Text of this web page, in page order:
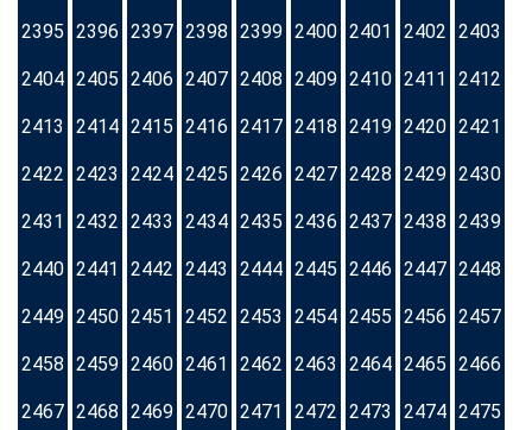
2395 2396 2397 2398 2399 2400 2401 2402 2403
2404 2405 2406 2407 2408 2409 2410 2411 2412
2413 2414 2415 2416 2417 2418 2419 2420 2421
2422 2423 2424 2425 2426 2427 2428 2429 2430
2431 2432 2433 2434 2435 2436 2437 2438 2439
2440 2441 2442 2443 2444 2445 2446 2447 2448
2449 2450 2451 2452 2453 2454 2455 2456 2457
2458 2459 2460 2461 2462 2463 2464 2465 2466
2467 2468 2469 2470 2471 2472 2473 2474 2475